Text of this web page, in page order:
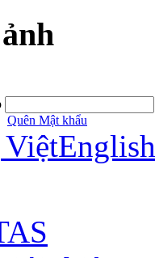
Quên Mật khẩu
English